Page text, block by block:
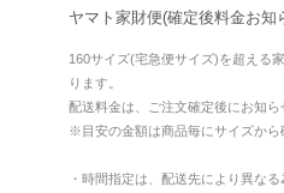
ヤマト家財便(確定後料金お知
160サイズ(宅急便サイズ)を超える
ります。
配送料金は、ご注文確定後にお知ら
※目安の金額は商品毎にサイズから
・時間指定は、配送先により異な